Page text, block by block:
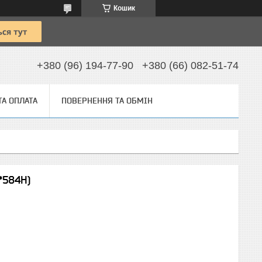
Кошик
+380 (96) 194-77-90 +380 (66) 082-51-74
ОПЛАТА ПОВЕРНЕННЯ ТА ОБМІН